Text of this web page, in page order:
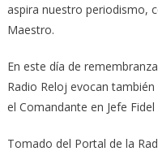
aspira nuestro periodismo,
Maestro.
En este día de
Radio Reloj evocan
el Comandante en Jefe
Tomado del Portal de la